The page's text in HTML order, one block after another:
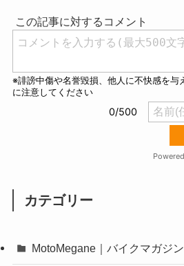
カテゴリー
MotoMegane｜バイクマガジン